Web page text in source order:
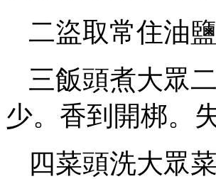
二盜取常住油
三飯頭煮大眾
少。香到開梆。
四菜頭洗大眾